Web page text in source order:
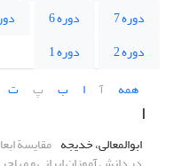
دوره 7
دوره 6
دوره 2
دوره 1
همه
آ ا ب پ ت
ا
ابوالمعالی، خدیجه مقایسة